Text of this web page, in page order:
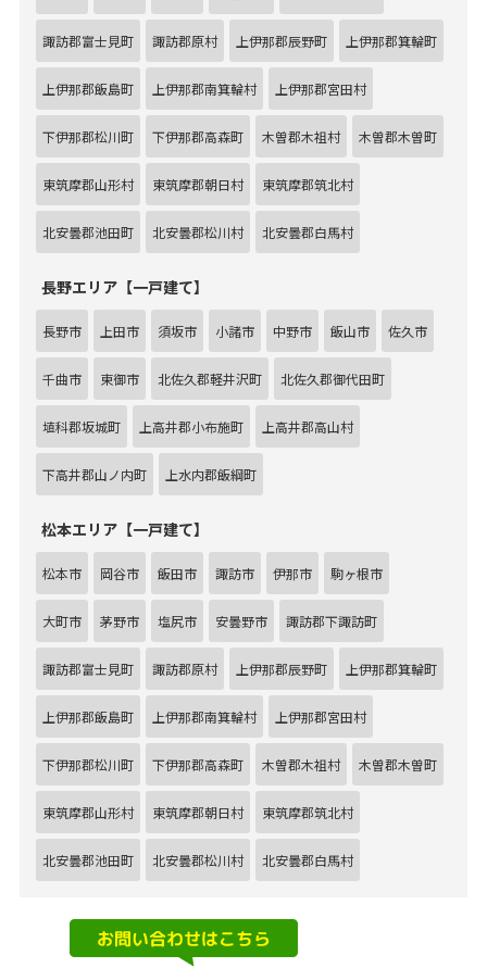
諏訪郡富士見町 諏訪郡原村 上伊那郡辰野町 上伊那郡箕輪町
上伊那郡飯島町 上伊那郡南箕輪村 上伊那郡宮田村
下伊那郡松川町 下伊那郡高森町 木曽郡木祖村 木曽郡木曽町
東筑摩郡山形村 東筑摩郡朝日村 東筑摩郡筑北村
北安曇郡池田町 北安曇郡松川村 北安曇郡白馬村
長野エリア【一戸建て】
長野市 上田市 須坂市 小諸市 中野市 飯山市 佐久市
千曲市 東御市 北佐久郡軽井沢町 北佐久郡御代田町
埴科郡坂城町 上高井郡小布施町 上高井郡高山村
下高井郡山ノ内町 上水内郡飯綱町
松本エリア【一戸建て】
松本市 岡谷市 飯田市 諏訪市 伊那市 駒ヶ根市
大町市 茅野市 塩尻市 安曇野市 諏訪郡下諏訪町
諏訪郡富士見町 諏訪郡原村 上伊那郡辰野町 上伊那郡箕輪町
上伊那郡飯島町 上伊那郡南箕輪村 上伊那郡宮田村
下伊那郡松川町 下伊那郡高森町 木曽郡木祖村 木曽郡木曽町
東筑摩郡山形村 東筑摩郡朝日村 東筑摩郡筑北村
北安曇郡池田町 北安曇郡松川村 北安曇郡白馬村